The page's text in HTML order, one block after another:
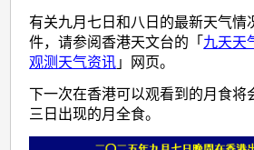
有关九月七日和八日的最新天气情
件，请参阅香港天文台的「 九天天
观测天气资讯 」网页。
下一次在香港可以观看到的月食将
三日出现的月全食。